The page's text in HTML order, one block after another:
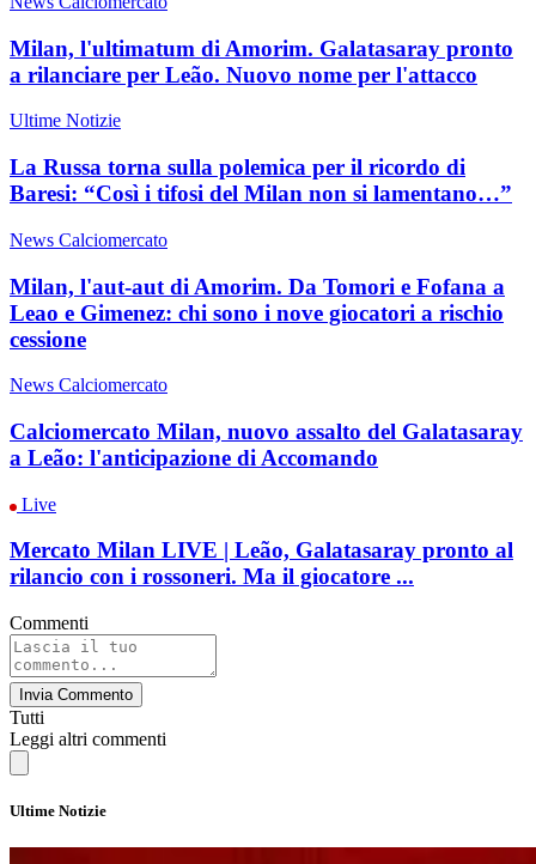
Milan, l'ultimatum di Amorim. Galatasaray pronto
a rilanciare per Leão. Nuovo nome per l'attacco
Ultime Notizie
La Russa torna sulla polemica per il ricordo di
Baresi: “Così i tifosi del Milan non si lamentano…”
News Calciomercato
Milan, l'aut-aut di Amorim. Da Tomori e Fofana a
Leao e Gimenez: chi sono i nove giocatori a rischio
cessione
News Calciomercato
Calciomercato Milan, nuovo assalto del Galatasaray
a Leão: l'anticipazione di Accomando
Live
Mercato Milan LIVE | Leão, Galatasaray pronto al
rilancio con i rossoneri. Ma il giocatore ...
Commenti
Invia Commento
Tutti
Leggi altri commenti
Ultime Notizie